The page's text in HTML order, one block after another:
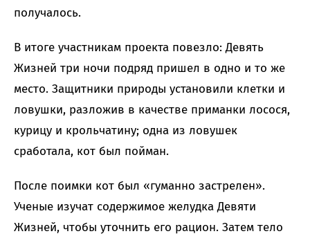
получалось.
В итоге участникам проекта повезло: Девять
Жизней три ночи подряд пришел в одно и то же
место. Защитники природы установили клетки и
ловушки, разложив в качестве приманки лосося,
курицу и крольчатину; одна из ловушек
сработала, кот был пойман.
После поимки кот был «гуманно застрелен».
Ученые изучат содержимое желудка Девяти
Жизней, чтобы уточнить его рацион. Затем тело